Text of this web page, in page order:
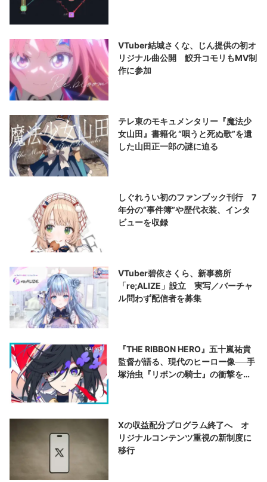
VTuber結城さくな、じん提供の初オ
リジナル曲公開 鮫升コモリもMV制
作に参加
テレ東のモキュメンタリー『魔法少
女山田』書籍化 “唄うと死ぬ歌”を遺
した山田正一郎の謎に迫る
しぐれうい初のファンブック刊行 7
年分の“事件簿”や歴代衣装、インタ
ビューを収録
VTuber碧依さくら、新事務所
「re;ALIZE」設立 実写／バーチャ
ル問わず配信者を募集
『THE RIBBON HERO』五十嵐祐貴
監督が語る、現代のヒーロー像──手
塚治虫『リボンの騎士』の衝撃を再
Xの収益配分プログラム終了へ オ
リジナルコンテンツ重視の新制度に
移行